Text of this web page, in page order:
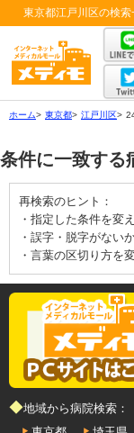
東京都江戸川区の検
ホーム> 東京都> 江戸川区>
条件に一致する
再検索のヒント：
・指定した条件を変
・誤字・脱字がない
・言葉の区切り方を
◆地域から病院検索：